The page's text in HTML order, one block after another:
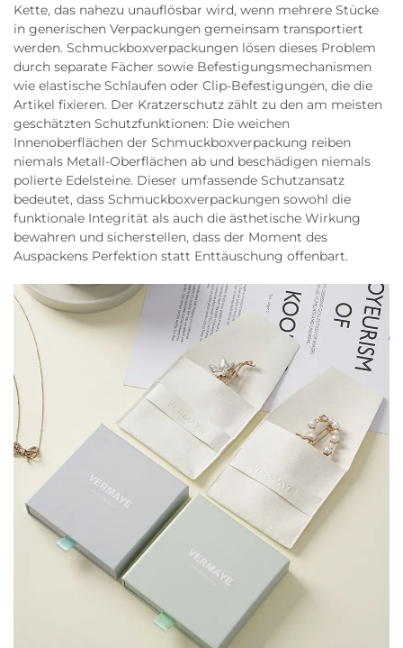
Kette, das nahezu unauflösbar wird, wenn mehrere Stücke
in generischen Verpackungen gemeinsam transportiert
werden. Schmuckboxverpackungen lösen dieses Problem
durch separate Fächer sowie Befestigungsmechanismen
wie elastische Schlaufen oder Clip-Befestigungen, die die
Artikel fixieren. Der Kratzer­schutz zählt zu den am meisten
geschätzten Schutzfunktionen: Die weichen
Innenoberflächen der Schmuckboxverpackung reiben
niemals Metall-Oberflächen ab und beschädigen niemals
polierte Edelsteine. Dieser umfassende Schutzansatz
bedeutet, dass Schmuckboxverpackungen sowohl die
funktionale Integrität als auch die ästhetische Wirkung
bewahren und sicherstellen, dass der Moment des
Auspackens Perfektion statt Enttäuschung offenbart.